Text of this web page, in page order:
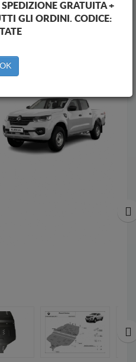
Brands
SPEDIZIONE GRATUITA +
GLI ORDINI. CODICE:
OK